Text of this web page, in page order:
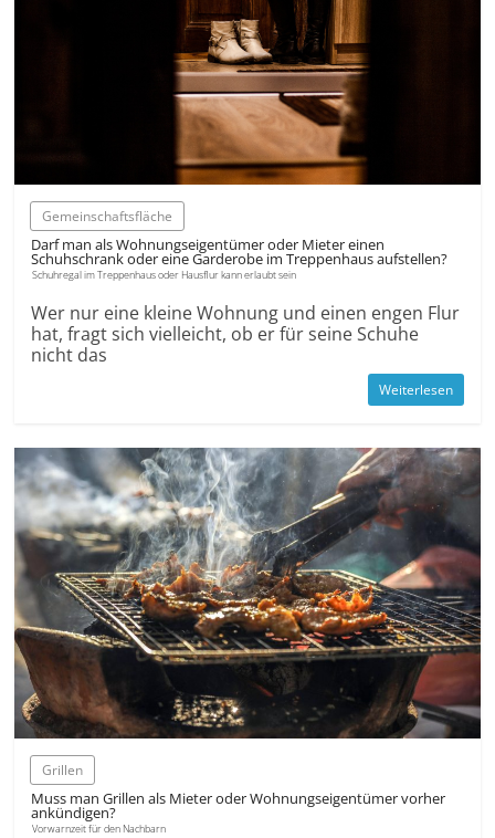
Gemeinschaftsfläche
Darf man als Wohnungseigentümer oder Mieter einen
Schuhschrank oder eine Garderobe im Treppenhaus aufstellen?
Schuhregal im Treppenhaus oder Hausflur kann erlaubt sein
Wer nur eine kleine Wohnung und einen engen Flur
hat, fragt sich vielleicht, ob er für seine Schuhe
nicht das
Weiterlesen
Grillen
Muss man Grillen als Mieter oder Wohnungseigentümer vorher
ankündigen?
Vorwarnzeit für den Nachbarn